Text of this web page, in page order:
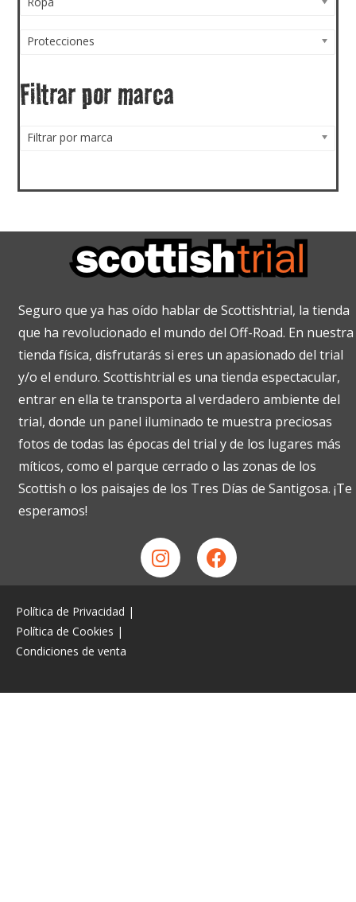
Protecciones
Filtrar por marca
Filtrar por marca
Seguro que ya has oído hablar de Scottishtrial, la tienda
que ha revolucionado el mundo del Off-Road. En nuestra
tienda física, disfrutarás si eres un apasionado del trial
y/o el enduro. Scottishtrial es una tienda espectacular,
entrar en ella te transporta al verdadero ambiente del
trial, donde un panel iluminado te muestra preciosas
fotos de todas las épocas del trial y de los lugares más
míticos, como el parque cerrado o las zonas de los
Scottish o los paisajes de los Tres Días de Santigosa. ¡Te
esperamos!
Política de Privacidad |
Política de Cookies |
Condiciones de venta